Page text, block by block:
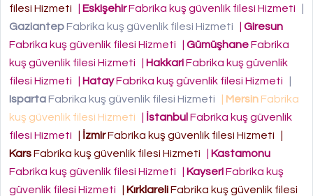
filesi Hizmeti
EskişehirFabrika kuş güvenlik filesi Hizmeti
GaziantepFabrika kuş güvenlik filesi Hizmeti
Giresun
Fabrika kuş güvenlik filesi Hizmeti
GümüşhaneFabrika
kuş güvenlik filesi Hizmeti
HakkariFabrika kuş güvenlik
filesi Hizmeti
HatayFabrika kuş güvenlik filesi Hizmeti
IspartaFabrika kuş güvenlik filesi Hizmeti Mersin Fabrika
kuş güvenlik filesi Hizmeti
İstanbul Fabrika kuş güvenlik
filesi Hizmeti
İzmirFabrika kuş güvenlik filesi Hizmeti
KarsFabrika kuş güvenlik filesi Hizmeti
Kastamonu
Fabrika kuş güvenlik filesi Hizmeti
KayseriFabrika kuş
güvenlik filesi Hizmeti
KırklareliFabrika kuş güvenlik filesi